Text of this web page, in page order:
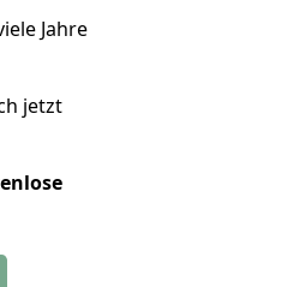
Jahre
jetzt